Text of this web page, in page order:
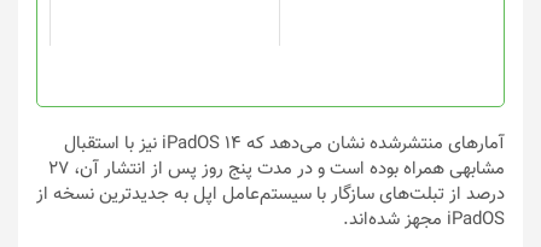
محصول
انتخاب
شوند
محصول
انتخاب
شوند
آمارهای منتشرشده نشان می‌دهد که iPadOS 14 نیز با استقبال
مشابهی همراه بوده است و در مدت پنج روز پس از انتشار آن، ۲۷
درصد از تبلت‌های سازگار با سیستم‌عامل اپل به جدیدترین نسخه از
iPadOS مجهز شده‌اند.